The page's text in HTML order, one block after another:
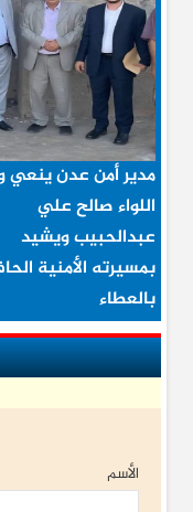
مدير أمن عدن ينعي
اللواء صالح علي
عبدالحبيب ويشيد
بمسيرته الأمنية
بالعطاء
الأسم